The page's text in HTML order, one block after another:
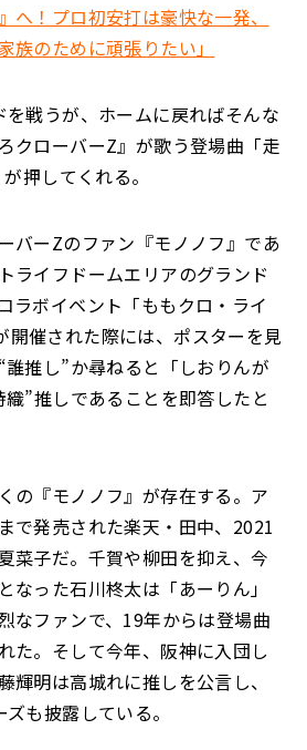
へ！プロ初安打は豪快な一発、
族のために頑張りたい」
戦うが、ホームに戻ればそんな
クローバーZ』が歌う登場曲「走
押してくれる。
バーZのファン『モノノフ』であ
ライフドームエリアのグランド
ラボイベント「ももクロ・ライ
開催された際には、ポスターを見
推し”か尋ねると「しおりんが
”推しであることを即答したと
の『モノノフ』が存在する。ア
で発売された楽天・田中、2021
菜子だ。千賀や柳田を抑え、今
なった石川柊太は「あーりん」
なファンで、19年からは登場曲
た。そして今年、阪神に入団し
輝明は高城れに推しを公言し、
も披露している。